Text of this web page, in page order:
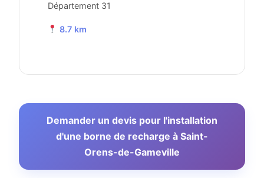
Département 31
8.7 km
Demander un devis pour l'installation
d'une borne de recharge à Saint-
Orens-de-Gameville